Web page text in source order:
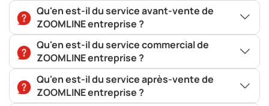
Qu'en est-il du service avant-vente de
ZOOMLINE entreprise ?
Qu'en est-il du service commercial de
ZOOMLINE entreprise ?
Qu'en est-il du service après-vente de
ZOOMLINE entreprise ?